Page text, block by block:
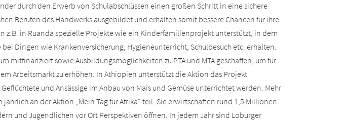
durch den Erwerb von Schulabschlüssen einen großen Schritt in eine sichere
Berufen des Handwerks ausgebildet und erhalten somit bessere Chancen für ihre
z.B. in Ruanda spezielle Projekte wie ein Kinderfamilienprojekt unterstützt, in dem
Dingen wie Krankenversicherung, Hygieneunterricht, Schulbesuch etc. erhalten.
mitfinanziert sowie Ausbildungsmöglichkeiten zu PTA und MTA geschaffen, um für
Arbeitsmarkt zu erhöhen. In Äthiopien unterstützt die Aktion das Projekt
und Ansässige im Anbau von Mais und Gemüse unterrichtet werden. Mehr
an der Aktion „Mein Tag für Afrika“ teil. Sie erwirtschaften rund 1,5 Millionen
und Jugendlichen vor Ort Perspektiven öffnen. In jedem Jahr sind Loburger